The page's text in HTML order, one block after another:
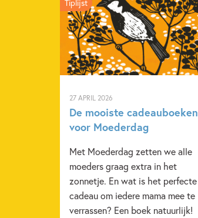
27 APRIL 2026
De mooiste cadeauboeken
voor Moederdag
Met Moederdag zetten we alle
moeders graag extra in het
zonnetje. En wat is het perfecte
cadeau om iedere mama mee te
verrassen? Een boek natuurlijk!
Tiplijst